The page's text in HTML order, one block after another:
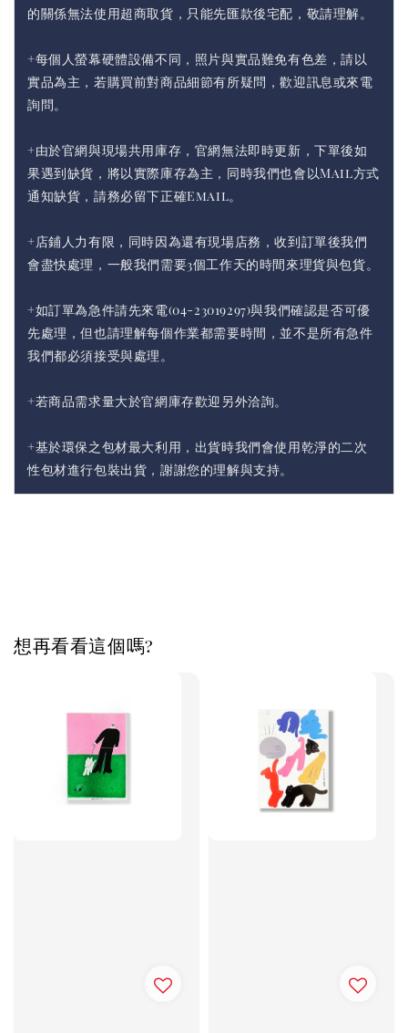
的關係無法使用超商取貨，只能先匯款後宅配，敬請理解。
+每個人螢幕硬體設備不同，照片與實品難免有色差，請以
實品為主，若購買前對商品細節有所疑問，歡迎訊息或來電
詢問。
+由於官網與現場共用庫存，官網無法即時更新，下單後如
果遇到缺貨，將以實際庫存為主，同時我們也會以Mail方式
通知缺貨，請務必留下正確Email。
+店鋪人力有限，同時因為還有現場店務，收到訂單後我們
會盡快處理，一般我們需要3個工作天的時間來理貨與包貨。
+如訂單為急件請先來電(04-23019297)與我們確認是否可優
先處理，但也請理解每個作業都需要時間，並不是所有急件
我們都必須接受與處理。
+若商品需求量大於官網庫存歡迎另外洽詢。
+基於環保之包材最大利用，出貨時我們會使用乾淨的二次
性包材進行包裝出貨，謝謝您的理解與支持。
想再看看這個嗎?